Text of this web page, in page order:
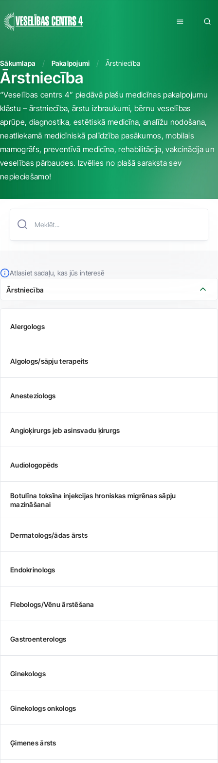
Sākumlapa Pakalpojumi Ārstniecība
Ārstniecība
“Veselības centrs 4” piedāvā plašu medicīnas pakalpojumu
klāstu – ārstniecība, ārstu izbraukumi, bērnu veselības
aprūpe, diagnostika, estētiskā medicīna, analīžu nodošana,
neatliekamā medicīniskā palīdzība pasākumos, mobilais
mamogrāfs, preventīvā medicīna, rehabilitācija, vakcinācija un
veselības pārbaudes. Izvēlies no plašā saraksta sev
nepieciešamo!
Atlasiet sadaļu, kas jūs interesē
Ārstniecība
Alergologs
Algologs/sāpju terapeits
Anesteziologs
Angioķirurgs jeb asinsvadu ķirurgs
Audiologopēds
Botulīna toksīna injekcijas hroniskas migrēnas sāpju
mazināšanai
Dermatologs/ādas ārsts
Endokrinologs
Flebologs/Vēnu ārstēšana
Gastroenterologs
Ginekologs
Ginekologs onkologs
Ģimenes ārsts